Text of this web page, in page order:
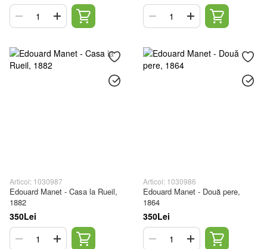
Articol: 1030987
Edouard Manet - Casa la Rueil,
1882
350Lei
Articol: 1030986
Edouard Manet - Două pere,
1864
350Lei